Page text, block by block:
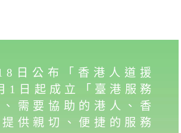
日公布「香港人道援
1日起成立「臺港服務
需要協助的港人、香
供親切、便捷的服務